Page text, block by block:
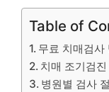
Table of
무료 치매검사
치매 조기검
병원별 검사